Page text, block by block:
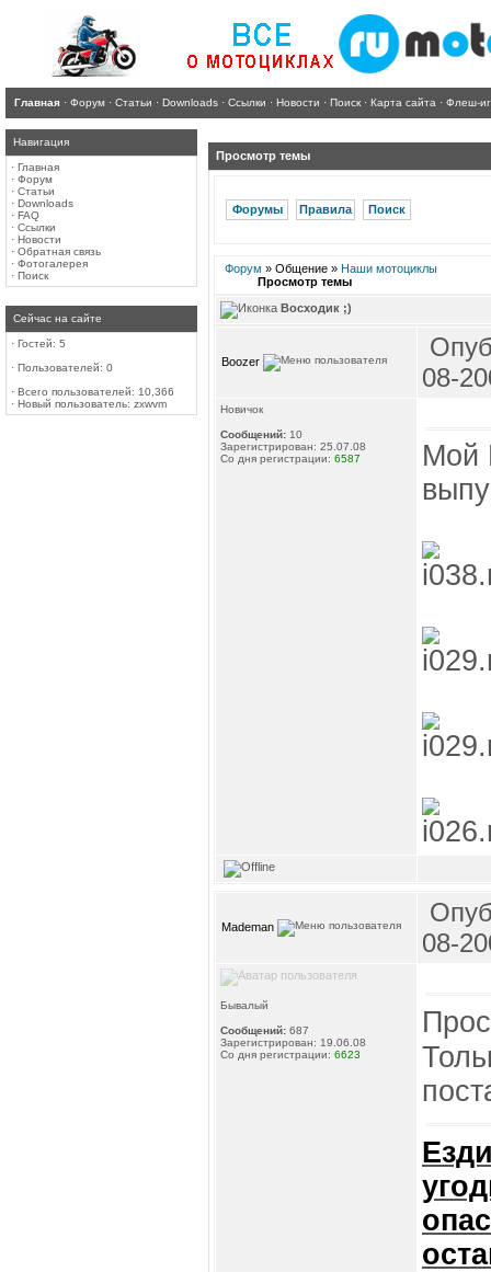
Главная · Форум · Статьи · Downloads · Ссылки · Новости · Поиск · Карта сайта · Флеш-
Навигация
· Главная
· Форум
· Статьи
· Downloads
· FAQ
· Ссылки
· Новости
· Обратная связь
· Фотогалерея
· Поиск
Сейчас на сайте
· Гостей: 5
· Пользователей: 0
· Всего пользователей: 10,366
· Новый пользователь: zxwvm
Просмотр темы
Форумы Правила Поиск
Форум » Общение » Наши мотоциклы
Просмотр темы
Восходик ;)
Boozer
08-
Новичок
Сообщений: 10
Зарегистрирован: 25.07.08
Со дня регистрации: 6587
Мой
Mademan
08-
Бывалый
Сообщений: 687
Зарегистрирован: 19.06.08
Со дня регистрации: 6623